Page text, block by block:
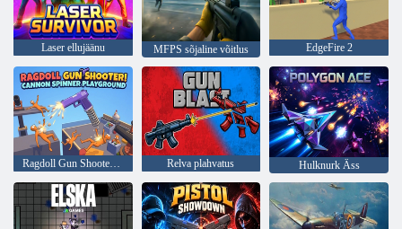
Laser ellujäänu MFPS sõjaline võitlus EdgeFire 2
Ragdoll Gun Shooter! Cannon Spinner mänguväljak Relva plahvatus Hulknurk Äss